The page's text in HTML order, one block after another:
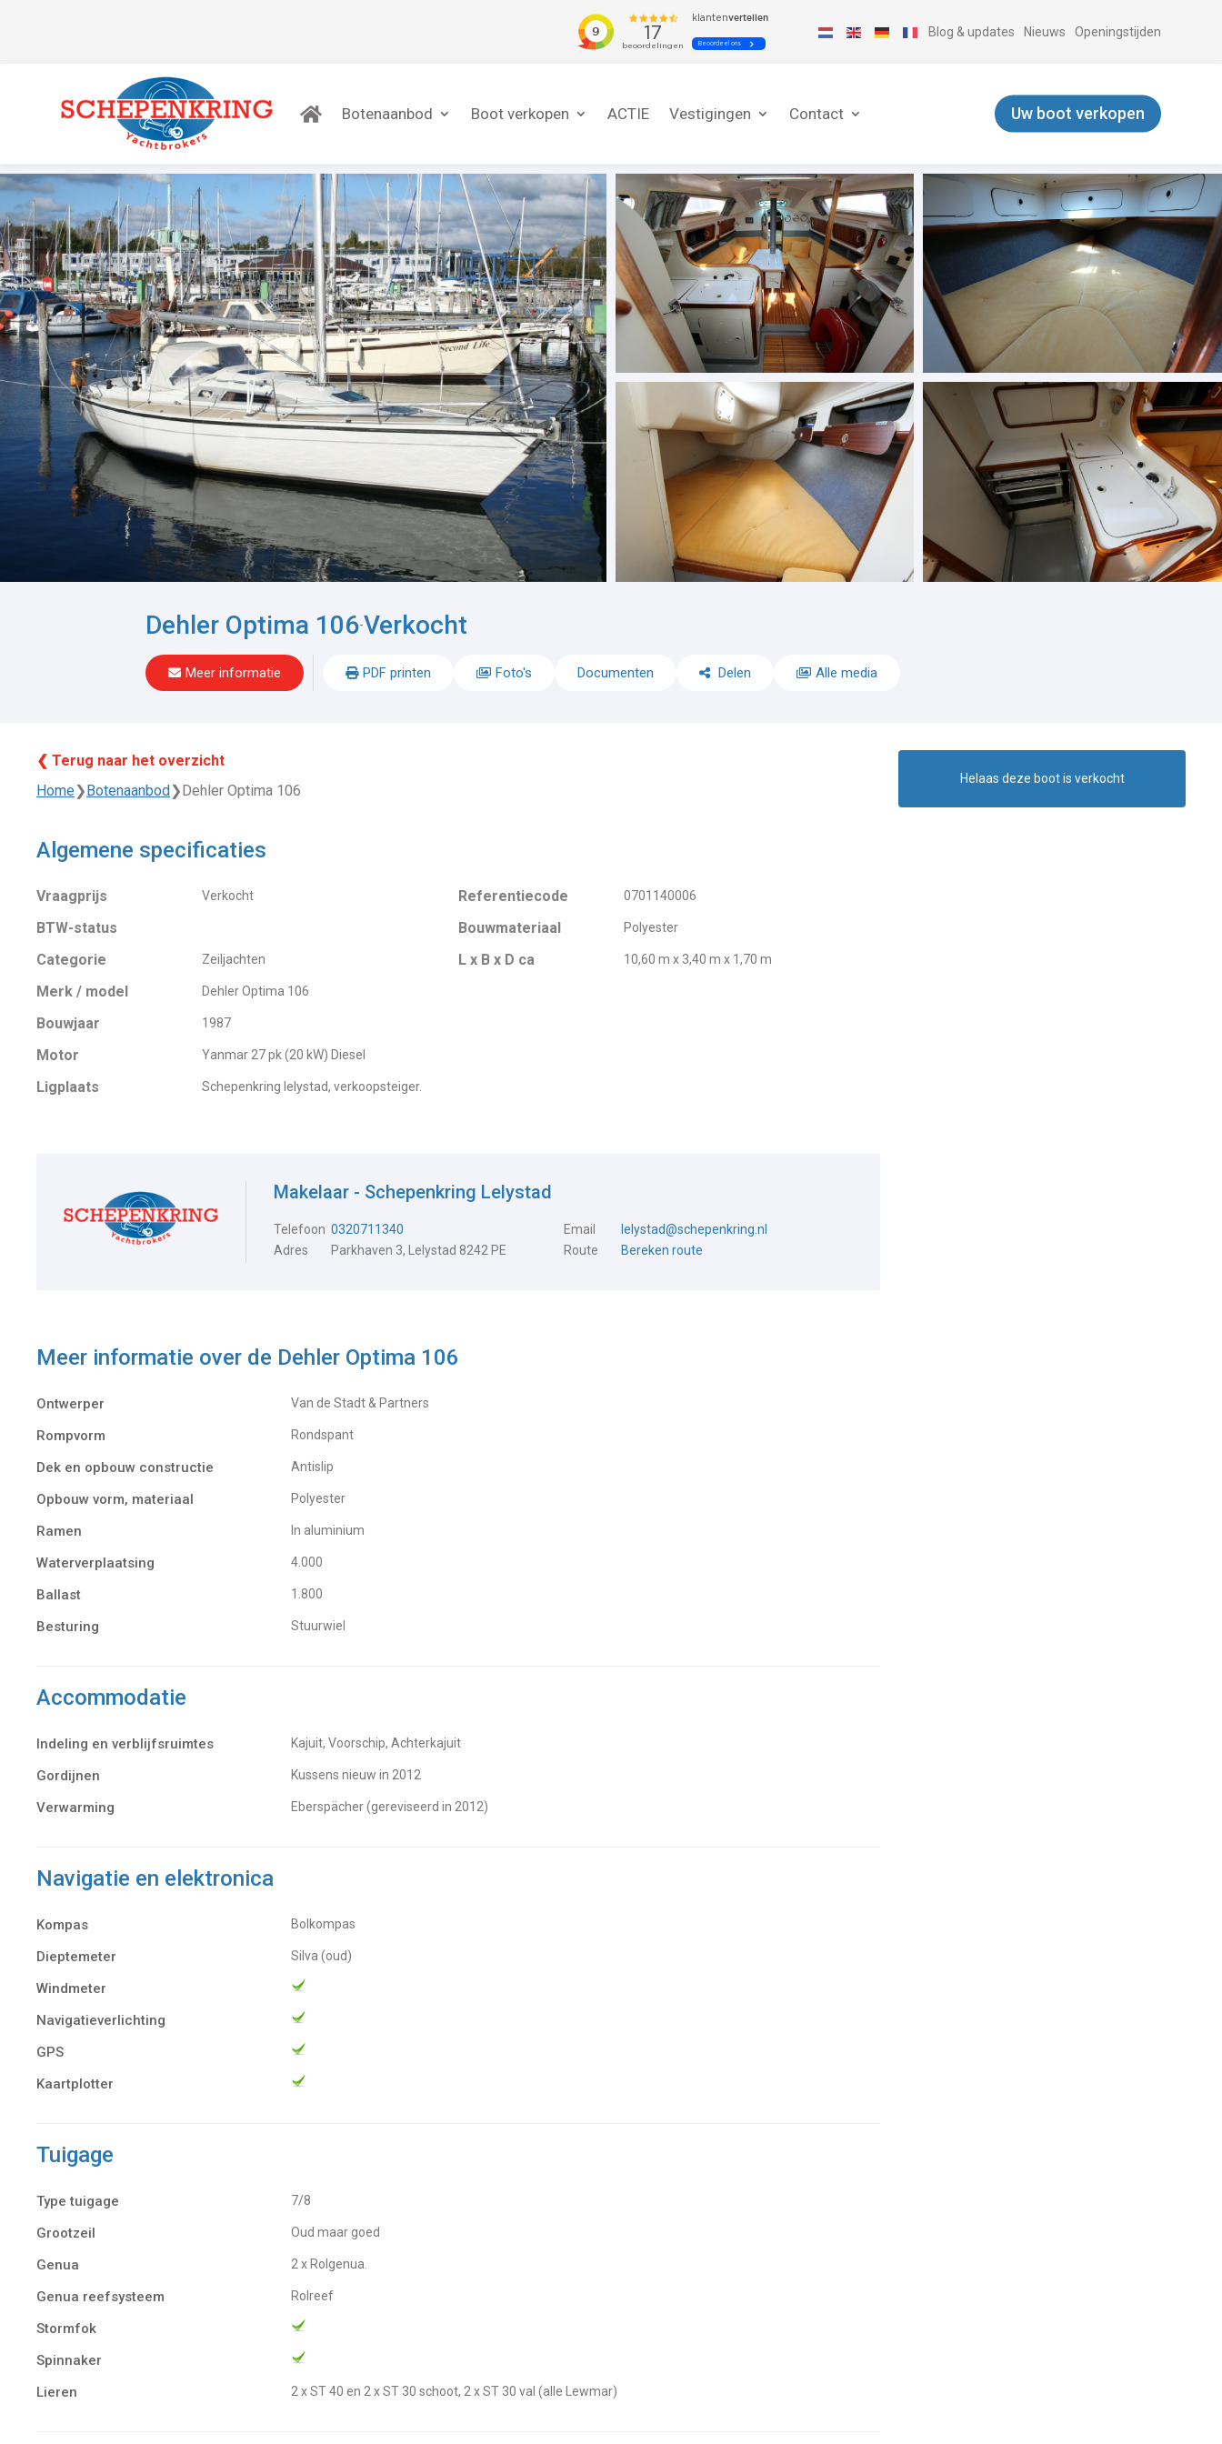
Blog & updates Nieuws Openingstijden
Botenaanbod Boot verkopen ACTIE Vestigingen Contact Uw boot verkopen
Dehler Optima 106-Verkocht
Meer informatie PDF printen Foto's Documenten Delen Alle media
❮ Terug naar het overzicht
Home❯Botenaanbod❯Dehler Optima 106
Algemene specificaties
Vraagprijs Verkocht
BTW-status
Categorie
Zeiljachten
Merk / model Dehler Optima 106
Bouwjaar 1987
Motor Yanmar 27 pk (20 kW) Diesel
Ligplaats Schepenkring lelystad, verkoopsteiger.
Referentiecode 0701140006
Bouwmateriaal Polyester
L x B x D ca 10,60 m x 3,40 m x 1,70 m
Makelaar - Schepenkring Lelystad
Telefoon 0320711340 Email
lelystad@schepenkring.nl
Adres
Parkhaven 3, Lelystad 8242 PE Route Bereken route
Meer informatie over de Dehler Optima 106
Ontwerper Van de Stadt & Partners
Rompvorm Rondspant
Dek en opbouw constructie Antislip
Opbouw vorm, materiaal Polyester
Ramen In aluminium
Waterverplaatsing 4.000
Ballast 1.800
Besturing Stuurwiel
Accommodatie
Indeling en verblijfsruimtes Kajuit, Voorschip, Achterkajuit
Gordijnen Kussens nieuw in 2012
Verwarming Eberspächer (gereviseerd in 2012)
Navigatie en elektronica
Kompas Bolkompas
Dieptemeter Silva (oud)
Windmeter
Navigatieverlichting
GPS
Kaartplotter
Tuigage
Type tuigage 7/8
Grootzeil Oud maar goed
Genua 2 x Rolgenua.
Genua reefsysteem Rolreef
Stormfok
Spinnaker
Lieren
2 x ST 40 en 2 x ST 30 schoot, 2 x ST 30 val (alle Lewmar)
Helaas deze boot is verkocht